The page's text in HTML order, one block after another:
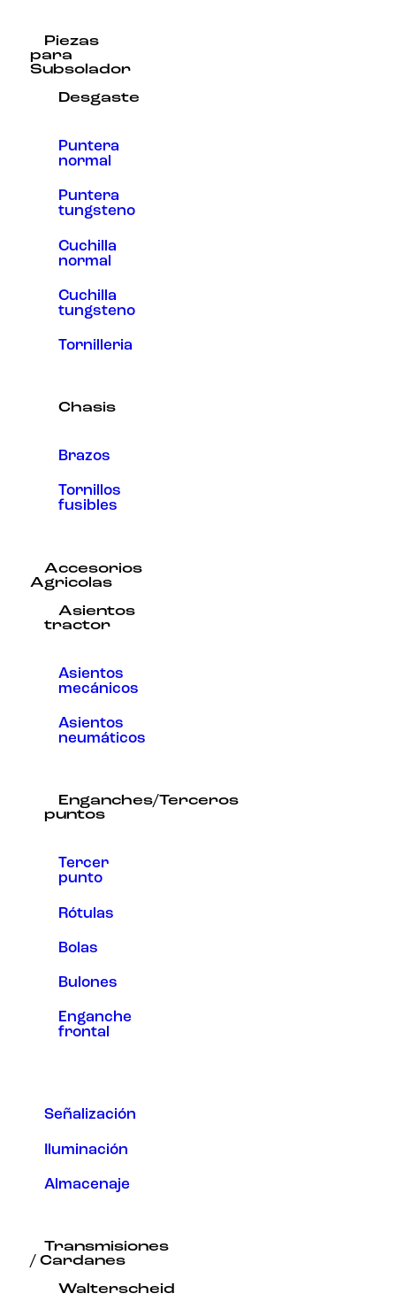
Piezas
para
Subsolador
Desgaste
Puntera
normal
Puntera
tungsteno
Cuchilla
normal
Cuchilla
tungsteno
Tornilleria
Chasis
Brazos
Tornillos
fusibles
Accesorios
Agricolas
Asientos
tractor
Asientos
mecánicos
Asientos
neumáticos
Enganches/Terceros
puntos
Tercer
punto
Rótulas
Bolas
Bulones
Enganche
frontal
Señalización
Iluminación
Almacenaje
Transmisiones
/ Cardanes
Walterscheid